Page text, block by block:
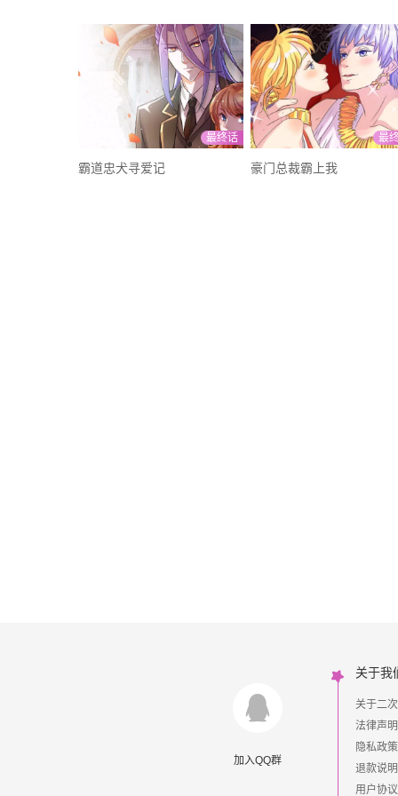
最终话
霸道忠犬寻爱记
最
豪门总裁霸上我
加入QQ群
关于我
关于二
法律声明
隐私政策
退款说明
用户协议